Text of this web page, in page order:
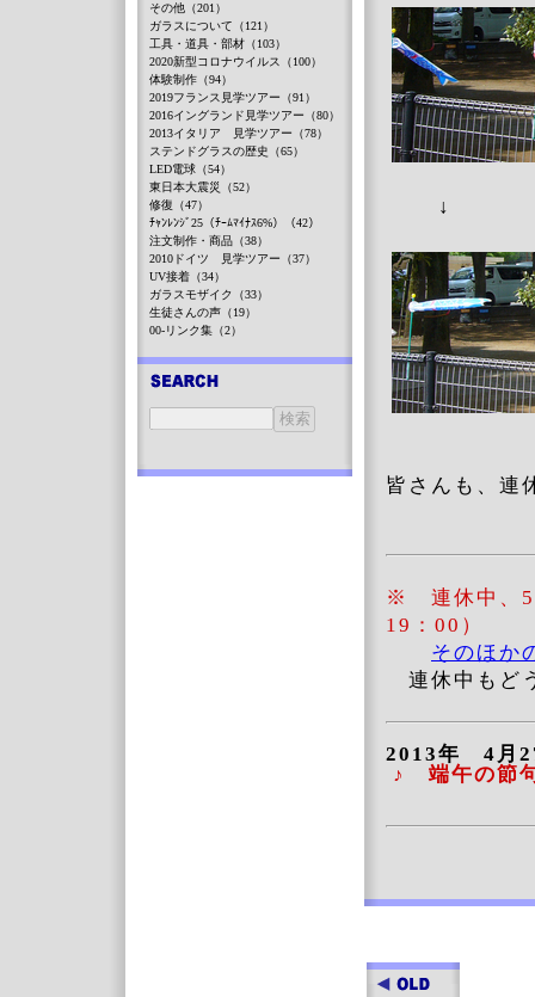
↓
皆さんも、連
※ 連休中、5
19：00）
そのほか
連休中もど
2013年 4月
♪ 端午の節
その他（201）
ガラスについて（121）
工具・道具・部材（103）
2020新型コロナウイルス（100）
体験制作（94）
2019フランス見学ツアー（91）
2016イングランド見学ツアー（80）
2013イタリア 見学ツアー（78）
ステンドグラスの歴史（65）
LED電球（54）
東日本大震災（52）
修復（47）
ﾁｬﾝﾚﾝｼﾞ25（ﾁｰﾑﾏｲﾅｽ6%）（42）
注文制作・商品（38）
2010ドイツ 見学ツアー（37）
UV接着（34）
ガラスモザイク（33）
生徒さんの声（19）
00-リンク集（2）